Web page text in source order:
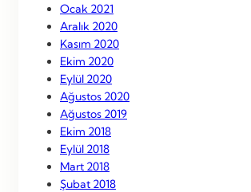
Ocak 2021
Aralık 2020
Kasım 2020
Ekim 2020
Eylül 2020
Ağustos 2020
Ağustos 2019
Ekim 2018
Eylül 2018
Mart 2018
Şubat 2018